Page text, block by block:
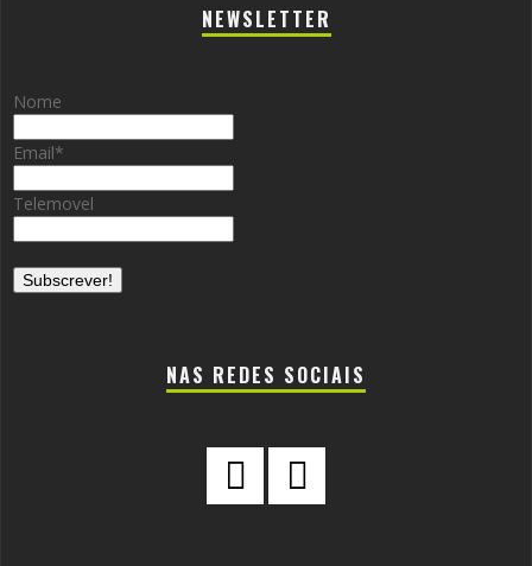
NEWSLETTER
Nome
Email*
Telemovel
NAS REDES SOCIAIS